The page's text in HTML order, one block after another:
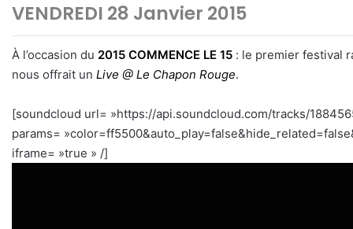
VENDREDI 28 Janvier 2015
À l’occasion du 2015 COMMENCE LE 15 : le premier festival
nous offrait un Live @ Le Chapon Rouge.
[soundcloud url= »https://api.soundcloud.com/tracks/
params=
iframe= »true » /]